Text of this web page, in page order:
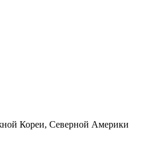
Кореи, Северной Америки